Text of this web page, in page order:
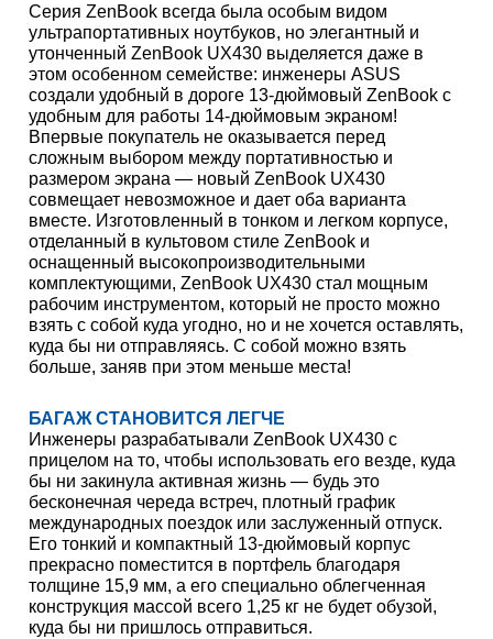
Серия ZenBook всегда была особым видом
ультрапортативных ноутбуков, но элегантный и
утонченный ZenBook UX430 выделяется даже в
этом особенном семействе: инженеры ASUS
создали удобный в дороге 13-дюймовый ZenBook с
удобным для работы 14-дюймовым экраном!
Впервые покупатель не оказывается перед
сложным выбором между портативностью и
размером экрана — новый ZenBook UX430
совмещает невозможное и дает оба варианта
вместе. Изготовленный в тонком и легком корпусе,
отделанный в культовом стиле ZenBook и
оснащенный высокопроизводительными
комплектующими, ZenBook UX430 стал мощным
рабочим инструментом, который не просто можно
взять с собой куда угодно, но и не хочется оставлять,
куда бы ни отправляясь. С собой можно взять
больше, заняв при этом меньше места!
БАГАЖ СТАНОВИТСЯ ЛЕГЧЕ
Инженеры разрабатывали ZenBook UX430 с
прицелом на то, чтобы использовать его везде, куда
бы ни закинула активная жизнь — будь это
бесконечная череда встреч, плотный график
международных поездок или заслуженный отпуск.
Его тонкий и компактный 13-дюймовый корпус
прекрасно поместится в портфель благодаря
толщине 15,9 мм, а его специально облегченная
конструкция массой всего 1,25 кг не будет обузой,
куда бы ни пришлось отправиться.